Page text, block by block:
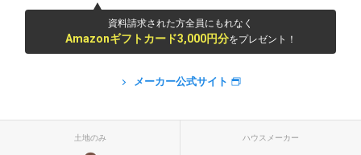
資料請求された方全員にもれなく
Amazonギフトカード3,000円分をプレゼント！
メーカー公式サイト
土地のみ ハウスメーカー